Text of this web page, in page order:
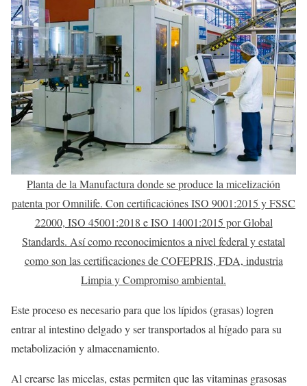
Planta de la Manufactura donde se produce la micelización
patenta por Omnilife. Con certificaciónes ISO 9001:2015 y FSSC
22000, ISO 45001:2018 e ISO 14001:2015 por Global
Standards. Así como reconocimientos a nivel federal y estatal
como son las certificaciones de COFEPRIS, FDA, industria
Limpia y Compromiso ambiental.
Este proceso es necesario para que los lípidos (grasas) logren
entrar al intestino delgado y ser transportados al hígado para su
metabolización y almacenamiento.
Al crearse las micelas, estas permiten que las vitaminas grasosas